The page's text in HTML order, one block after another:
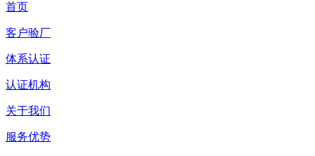
首页
客户验厂
体系认证
认证机构
关于我们
服务优势